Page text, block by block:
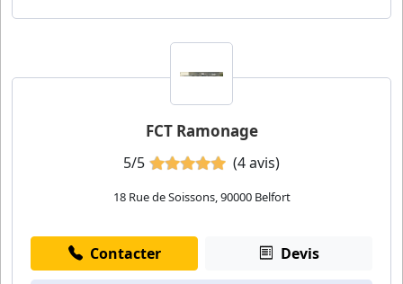
FCT Ramonage
5/5 (4 avis)
18 Rue de Soissons, 90000 Belfort
Contacter Devis